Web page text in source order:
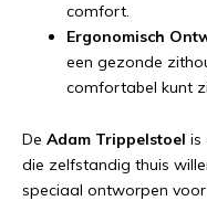
comfort.
Ergonomisch
een gezonde
comfortabel kunt
De Adam Trippelstoel is
die zelfstandig thuis
speciaal ontworpen